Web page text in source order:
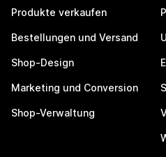
Produkte verkaufen
Bestellungen und Versand
Shop-Design
Marketing und Conversion
Shop-Verwaltung